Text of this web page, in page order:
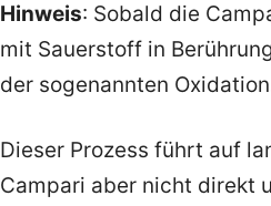
Hinweis: Sobald die
mit Sauerstoff in
der sogenannten
Dieser Prozess führt auf
Campari aber nicht direkt